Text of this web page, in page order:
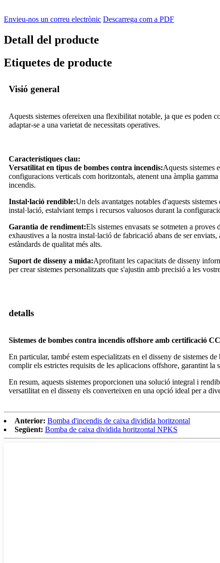
Envieu-nos un correu electrònic Descarrega com a PDF
Detall del producte
Etiquetes de producte
Visió general
Aquests sistemes ofereixen una flexibilitat notable, ja que es poden
adaptar-se a una varietat de necessitats operatives.
Característiques clau:
Versatilitat en tipus de bombes contra incendis:Aquests sistemes
configuracions verticals com horitzontals, atenent una àmplia
incendis.
Instal·lació rendible:Un dels avantatges notables d'aquests
instal·lació, estalviant temps i recursos valuosos durant la
Garantia de rendiment:Els sistemes envasats se sotmeten a
exhaustives a la nostra instal·lació de fabricació abans de ser
estàndards de qualitat més alts.
Suport de disseny a mida:Aprofitant les capacitats de disseny
per crear sistemes personalitzats que s'ajustin amb precisió a les
detalls
Sistemes de bombes contra incendis offshore amb certificació
En particular, també estem especialitzats en el disseny de sistemes
complir els estrictes requisits de les aplicacions offshore, garantint la
En resum, aquests sistemes proporcionen una solució integral i
versatilitat en el disseny els converteixen en una opció ideal per a
Anterior: Bomba d'incendis de caixa dividida horitzontal
Següent: Bomba de caixa dividida horitzontal NPKS